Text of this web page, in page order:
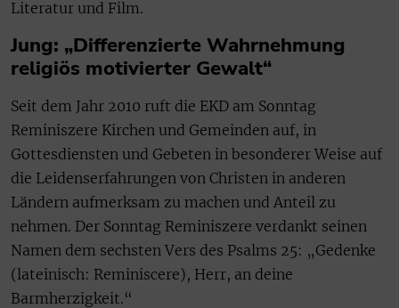
Literatur und Film.
Jung: „Differenzierte Wahrnehmung
religiös motivierter Gewalt“
Seit dem Jahr 2010 ruft die EKD am Sonntag
Reminiszere Kirchen und Gemeinden auf, in
Gottesdiensten und Gebeten in besonderer Weise auf
die Leidenserfahrungen von Christen in anderen
Ländern aufmerksam zu machen und Anteil zu
nehmen. Der Sonntag Reminiszere verdankt seinen
Namen dem sechsten Vers des Psalms 25: „Gedenke
(lateinisch: Reminiscere), Herr, an deine
Barmherzigkeit.“